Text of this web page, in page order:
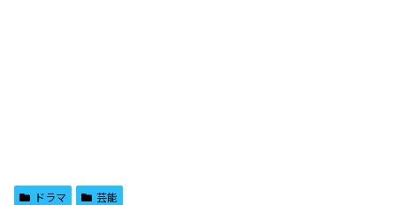
ドラマ 芸能